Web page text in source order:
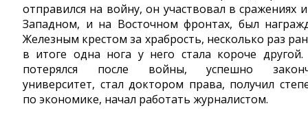
отправился на войну, он участвовал в сражениях
Западном, и на Восточном фронтах, был
Железным крестом за храбрость, несколько раз
в итоге одна нога у него стала короче
потерялся после войны, успешно
университет, стал доктором права, получил
по экономике, начал работать журналистом.